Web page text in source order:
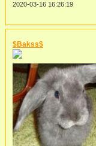
2020-03-16 16:26:19
$Bakss$